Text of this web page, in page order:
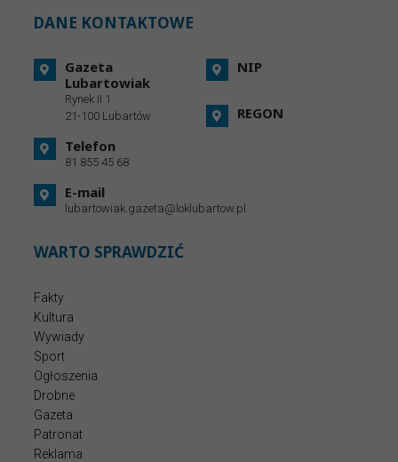
DANE KONTAKTOWE
Gazeta
Lubartowiak
Rynek II 1
21-100 Lubartów
Telefon
81 855 45 68
E-mail
lubartowiak.gazeta@loklubartow.pl
NIP
REGON
WARTO SPRAWDZIĆ
Fakty
Kultura
Wywiady
Sport
Ogłoszenia
Drobne
Gazeta
Patronat
Reklama